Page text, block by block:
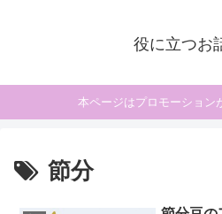
役に立つお
本ページはプロモーション
節分